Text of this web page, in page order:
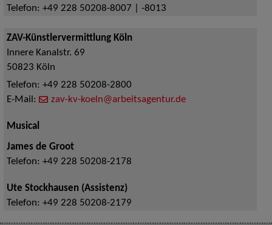
Telefon: +49 228 50208-8007 | -8013
ZAV-Künstlervermittlung Köln
Innere Kanalstr. 69
50823 Köln
Telefon: +49 228 50208-2800
E-Mail:
zav-kv-koeln@arbeitsagentur.de
Musical
James de Groot
Telefon: +49 228 50208-2178
Ute Stockhausen (Assistenz)
Telefon: +49 228 50208-2179